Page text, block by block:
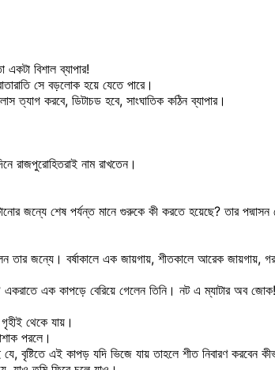
বিশাল ব্যাপার!
সে বড়লোক হয়ে যেতে পারে।
ত্যাগ করবে, ডিটাচড হবে, সাংঘাতিক কঠিন ব্যাপার।
রাজপুরোহিতরাই নাম রাখতেন।
জন্যে শেষ পর্যন্ত মানে গুরুকে কী করতে হয়েছে? তার
জন্যে। বর্ষাকালে এক জায়গায়, শীতকালে আরেক জায়গায়,
এক কাপড়ে বেরিয়ে গেলেন তিনি। নট এ ম্যাটার অব
থেকে যায়।
পরলে।
বৃষ্টিতে এই কাপড় যদি ভিজে যায় তাহলে শীত নিবারণ করবেন